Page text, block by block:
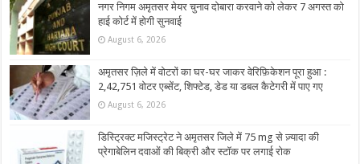
नगर निगम अमृतसर मेयर चुनाव दोबारा करवाने को लेकर 7 अगस्त को
हाई कोर्ट में होगी सुनवाई
August 6, 2026
अमृतसर ज़िले में वोटरों का घर-घर जाकर वेरिफ़िकेशन पूरा हुआ :
2,42,751 वोटर एब्सेंट, शिफ्टेड, डेड या डबल कैटेगरी में पाए गए
August 6, 2026
डिस्ट्रिक्ट मजिस्ट्रेट ने अमृतसर जिले में 75 mg से ज़्यादा की
प्रेगाबेलिन दवाओं की बिक्री और स्टॉक पर लगाई रोक